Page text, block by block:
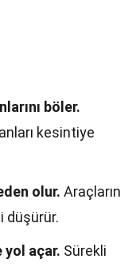
böler.
kesintiye
olur. Araçların
düşürür.
açar. Sürekli